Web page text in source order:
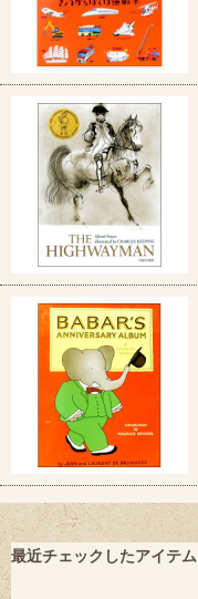
最近チェックしたアイテム